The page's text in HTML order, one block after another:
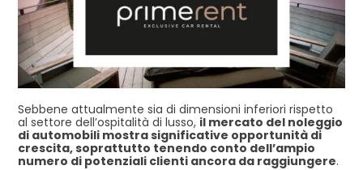
Sebbene attualmente sia di dimensioni inferiori rispetto
al settore dell’ospitalità di lusso, il mercato del noleggio
di automobili mostra significative opportunità di
crescita, soprattutto tenendo conto dell’ampio
numero di potenziali clienti ancora da raggiungere.